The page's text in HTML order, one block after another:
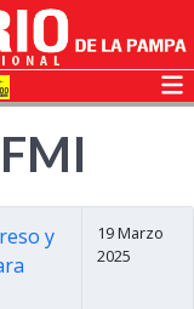
y
19 Marzo
2025